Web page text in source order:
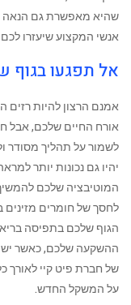
שהיא מאפשרת גם הנאה
אנשי המקצוע שיעזרו
אל תפגעו בגוף
‏אמנם הרצון להיות
אורח החיים שלכם, אבל
לשמור על תהליך מסודר
יהיו גם נכונות יותר
המוטיבציה שלכם
לחסך של חומרים
הגוף שלכם בתפיסה
ההשקעה שלכם, ‏כאשר יש
על המשקל החדש.